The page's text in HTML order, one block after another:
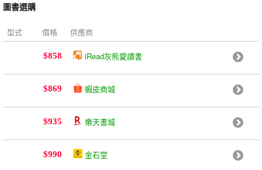
圖書選購
型式 價格 供應商
$858 iRead灰熊愛讀書
$869 蝦皮商城
$935 樂天書城
$990 金石堂